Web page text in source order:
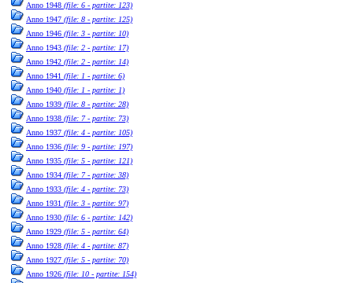
Anno 1948 (file: 6 - partite: 123)
Anno 1947 (file: 8 - partite: 125)
Anno 1946 (file: 3 - partite: 10)
Anno 1943 (file: 2 - partite: 17)
Anno 1942 (file: 2 - partite: 14)
Anno 1941 (file: 1 - partite: 6)
Anno 1940 (file: 1 - partite: 1)
Anno 1939 (file: 8 - partite: 28)
Anno 1938 (file: 7 - partite: 73)
Anno 1937 (file: 4 - partite: 105)
Anno 1936 (file: 9 - partite: 197)
Anno 1935 (file: 5 - partite: 121)
Anno 1934 (file: 7 - partite: 38)
Anno 1933 (file: 4 - partite: 73)
Anno 1931 (file: 3 - partite: 97)
Anno 1930 (file: 6 - partite: 142)
Anno 1929 (file: 5 - partite: 64)
Anno 1928 (file: 4 - partite: 87)
Anno 1927 (file: 5 - partite: 70)
Anno 1926 (file: 10 - partite: 154)